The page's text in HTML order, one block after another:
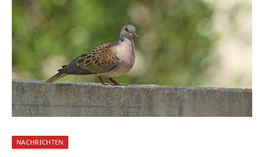
NACHRICHTEN